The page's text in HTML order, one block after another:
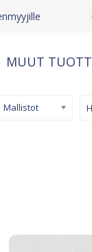
MUUT
Mallistot